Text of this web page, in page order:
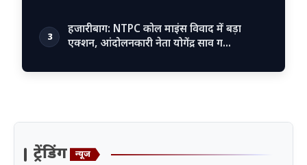
3
हजारीबाग: NTPC कोल माइंस विवाद में बड़ा
एक्शन, आंदोलनकारी नेता योगेंद्र साव ग…
ट्रेंडिंग न्यूज